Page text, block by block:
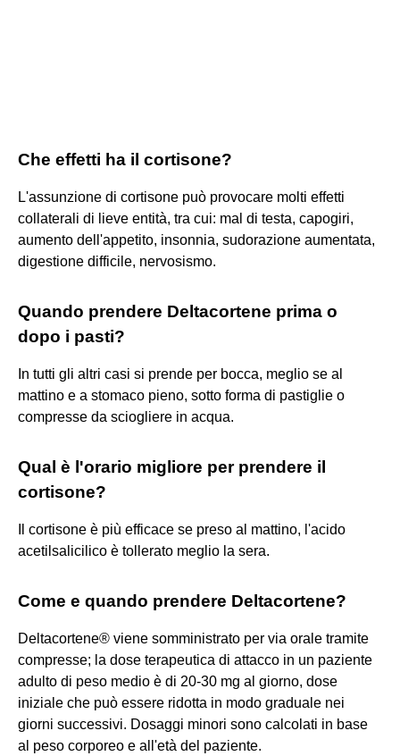
Che effetti ha il cortisone?
L'assunzione di cortisone può provocare molti effetti
collaterali di lieve entità, tra cui: mal di testa, capogiri,
aumento dell'appetito, insonnia, sudorazione aumentata,
digestione difficile, nervosismo.
Quando prendere Deltacortene prima o
dopo i pasti?
In tutti gli altri casi si prende per bocca, meglio se al
mattino e a stomaco pieno, sotto forma di pastiglie o
compresse da sciogliere in acqua.
Qual è l'orario migliore per prendere il
cortisone?
Il cortisone è più efficace se preso al mattino, l'acido
acetilsalicilico è tollerato meglio la sera.
Come e quando prendere Deltacortene?
Deltacortene® viene somministrato per via orale tramite
compresse; la dose terapeutica di attacco in un paziente
adulto di peso medio è di 20-30 mg al giorno, dose
iniziale che può essere ridotta in modo graduale nei
giorni successivi. Dosaggi minori sono calcolati in base
al peso corporeo e all'età del paziente.